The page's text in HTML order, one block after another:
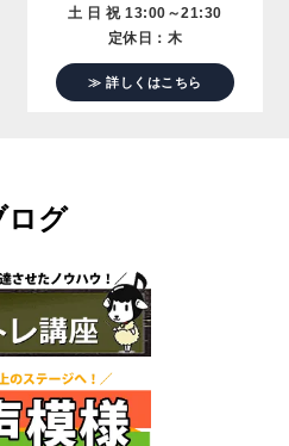
土 日 祝 13:00～21:30
定休日：木
≫ 詳しくはこちら
ログ